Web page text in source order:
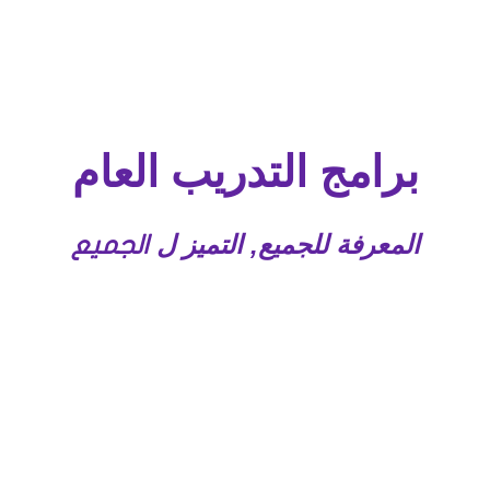
برامج التدريب العام
المعرفة للجميع, التميز لالجميع